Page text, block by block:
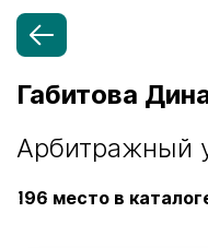
Габитова
Арбитражный
196 место в